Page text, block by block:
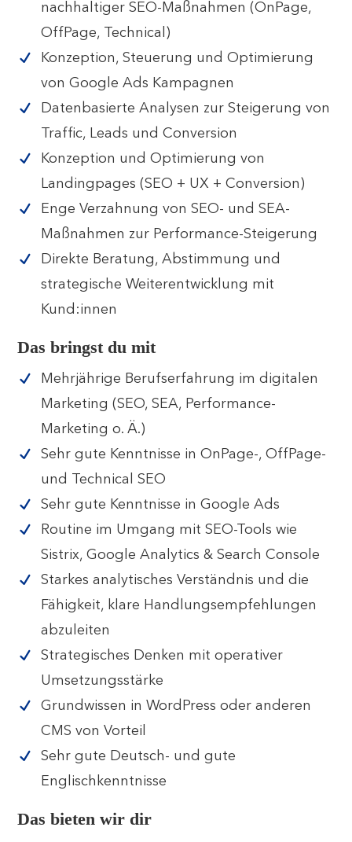
nachhaltiger SEO-Maßnahmen (OnPage,
OffPage, Technical)
Konzeption, Steuerung und Optimierung
von Google Ads Kampagnen
Datenbasierte Analysen zur Steigerung von
Traffic, Leads und Conversion
Konzeption und Optimierung von
Landingpages (SEO + UX + Conversion)
Enge Verzahnung von SEO- und SEA-
Maßnahmen zur Performance-Steigerung
Direkte Beratung, Abstimmung und
strategische Weiterentwicklung mit
Kund:innen
Das bringst du mit
Mehrjährige Berufserfahrung im digitalen
Marketing (SEO, SEA, Performance-
Marketing o. Ä.)
Sehr gute Kenntnisse in OnPage-, OffPage-
und Technical SEO
Sehr gute Kenntnisse in Google Ads
Routine im Umgang mit SEO-Tools wie
Sistrix, Google Analytics & Search Console
Starkes analytisches Verständnis und die
Fähigkeit, klare Handlungsempfehlungen
abzuleiten
Strategisches Denken mit operativer
Umsetzungsstärke
Grundwissen in WordPress oder anderen
CMS von Vorteil
Sehr gute Deutsch- und gute
Englischkenntnisse
Das bieten wir dir